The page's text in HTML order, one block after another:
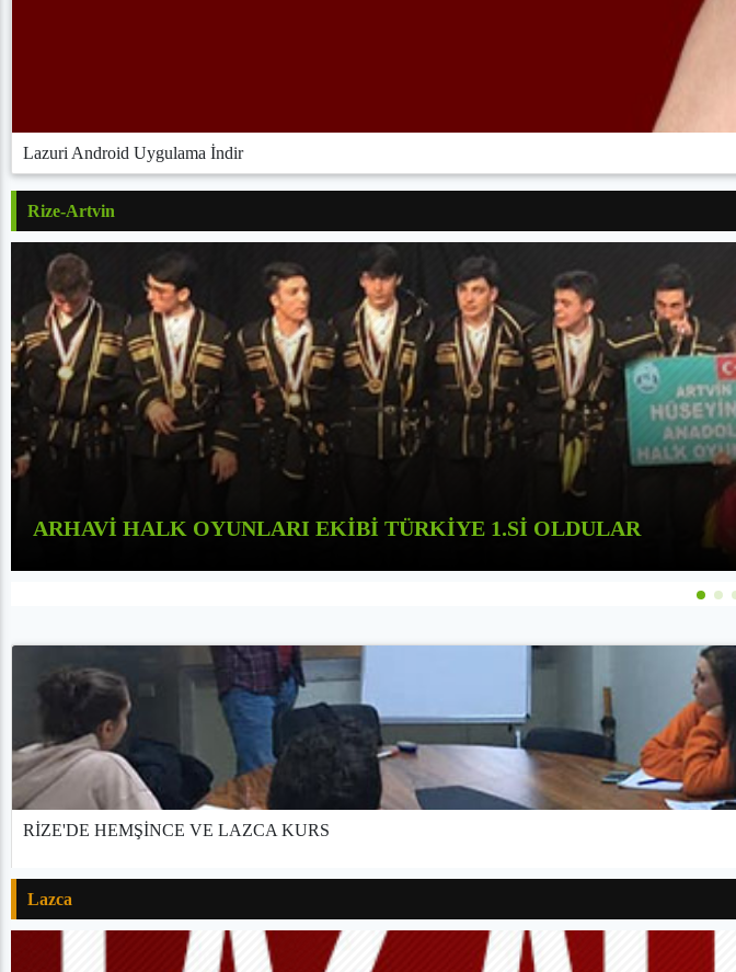
Lazuri Android Uygulama İndir
Rize-Artvin
ARHAVİ HALK OYUNLARI EKİBİ TÜRKİYE 1.Sİ OLDULAR
RİZE'DE HEMŞİNCE VE LAZCA KURS
Lazca